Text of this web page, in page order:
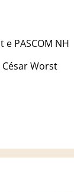
e PASCOM NH
César Worst